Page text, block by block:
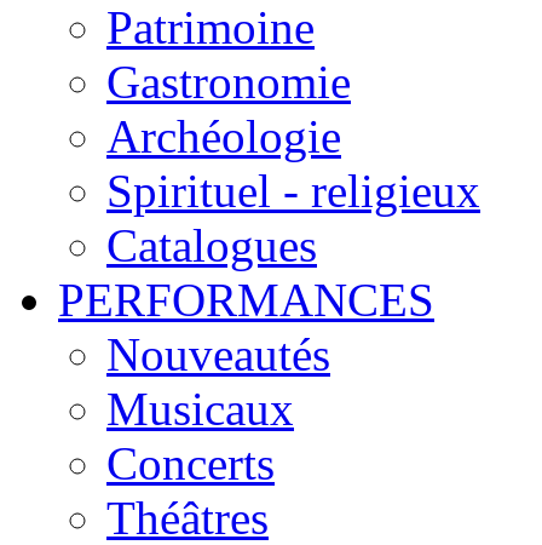
Patrimoine
Gastronomie
Archéologie
Spirituel - religieux
Catalogues
PERFORMANCES
Nouveautés
Musicaux
Concerts
Théâtres